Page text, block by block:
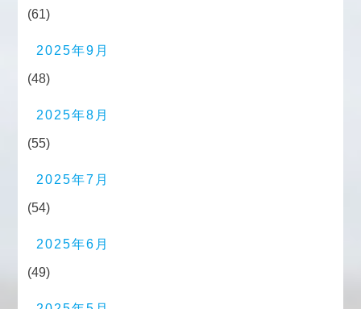
(61)
2025年9月
(48)
2025年8月
(55)
2025年7月
(54)
2025年6月
(49)